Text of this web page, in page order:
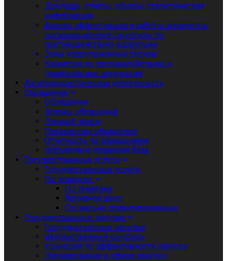
Доклады, отчеты, обзоры, статистическая
информация
Анализ эффективности работы элементов
организационной структуры по
противодействию коррупции
Зоны коррупционных рисков
Комиссия по противодействию и
профилактике коррупции
Антитеррористическая деятельность
Обращения
Обращения
Формы обращений
Личный приём
Письменное обращение
Отчетность по обращениям
Нормативно правовая база
Государственные услуги
Государственные услуги
По тематике
По тематике
Архивное дело
Социально ориентированные
Государственные закупки
Государственные закупки
Ведомственный контроль
Комиссия по эффективности закупок
Нормирование в сфере закупок